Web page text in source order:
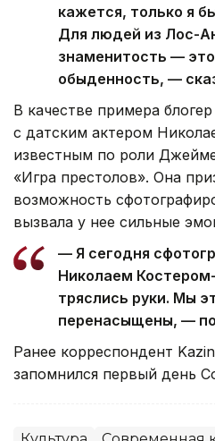
кажется, только я
Для людей из Лос-
знаменитость —
обыденность, —
В качестве примера
с датским актером
известным по роли
«Игра престолов». Она
возможность
вызвала у нее сильные
— Я сегодня
Николаем
тряслись руки. Мы
перенасыщены, —
Ранее корреспондент
запомнился первый день